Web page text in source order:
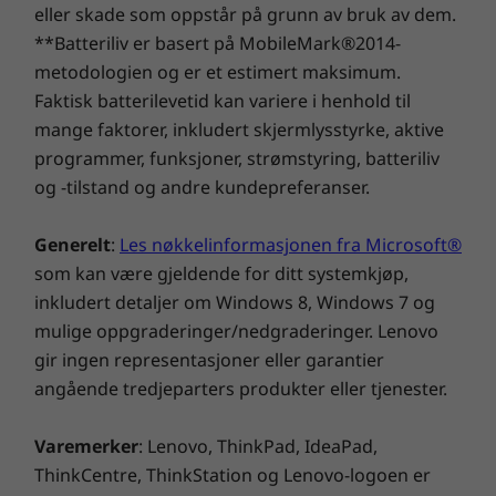
kommer dessuten i Arctic Grey og Abyss Blue.
Administratorpassord
Harddiskpassord (kun M.2 SSD-modeller)
Passord for å slå på
Selvreparerende BIOS
Forhåndsinstallert programvare
Amazon Alexa
McAfee® LiveSafe™ (prøveversjon)
Microsoft 365 (prøveversjon)
Windows 11 Home / Pro
Innholdet i esken
IdeaPad Slim 3 Gen 8 (16″ Intel)
Strømadapter på 65 W
eller skade som oppstår på grunn av bruk av dem.
**Batteriliv er basert på MobileMark®2014-
metodologien og er et estimert maksimum.
Faktisk batterilevetid kan variere i henhold til
mange faktorer, inkludert skjermlysstyrke, aktive
programmer, funksjoner, strømstyring, batteriliv
og -tilstand og andre kundepreferanser.
Generelt: Les nøkkelinformasjonen fra Microsoft®
som kan være gjeldende for ditt systemkjøp,
inkludert detaljer om Windows 8, Windows 7 og
mulige oppgraderinger/nedgraderinger. Lenovo
gir ingen representasjoner eller garantier
angående tredjeparters produkter eller tjenester.
Varemerker: Lenovo, ThinkPad, IdeaPad,
ThinkCentre, ThinkStation og Lenovo-logoen er